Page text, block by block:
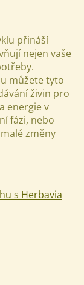
přináší
nejen vaše
můžete tyto
živin pro
energie v
fázi, nebo
změny
s Herbavia